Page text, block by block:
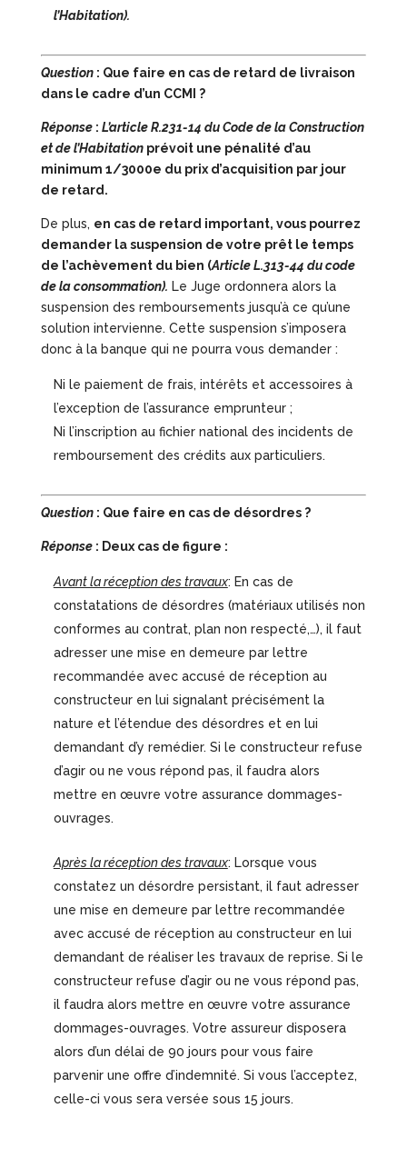
l’Habitation).
Question: Que faire en cas de retard de livraison
dans le cadre d’un CCMI ?
Réponse: L’article R.231-14 du Code de la Construction
et de l’Habitationprévoit une pénalité d’au
minimum 1/3000e du prix d’acquisition par jour
de retard.
De plus, en cas de retard important, vous pourrez
demander la suspension de votre prêt le temps
de l’achèvement du bien (Article L.313-44 du code
de la consommation). Le Juge ordonnera alors la
suspension des remboursements jusqu’à ce qu’une
solution intervienne. Cette suspension s’imposera
donc à la banque qui ne pourra vous demander :
Ni le paiement de frais, intérêts et accessoires à
l’exception de l’assurance emprunteur ;
Ni l’inscription au fichier national des incidents de
remboursement des crédits aux particuliers.
Question: Que faire en cas de désordres ?
Réponse: Deux cas de figure :
Avant la réception des travaux: En cas de
constatations de désordres (matériaux utilisés non
conformes au contrat, plan non respecté,…), il faut
adresser une mise en demeure par lettre
recommandée avec accusé de réception au
constructeur en lui signalant précisément la
nature et l’étendue des désordres et en lui
demandant d’y remédier. Si le constructeur refuse
d’agir ou ne vous répond pas, il faudra alors
mettre en œuvre votre assurance dommages-
ouvrages.
Après la réception des travaux: Lorsque vous
constatez un désordre persistant, il faut adresser
une mise en demeure par lettre recommandée
avec accusé de réception au constructeur en lui
demandant de réaliser les travaux de reprise. Si le
constructeur refuse d’agir ou ne vous répond pas,
il faudra alors mettre en œuvre votre assurance
dommages-ouvrages. Votre assureur disposera
alors d’un délai de 90 jours pour vous faire
parvenir une offre d’indemnité. Si vous l’acceptez,
celle-ci vous sera versée sous 15 jours.